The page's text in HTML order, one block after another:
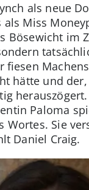
als neue
Miss
Bösewicht im
hätte und
Paloma
Wortes. Sie
Daniel Craig.